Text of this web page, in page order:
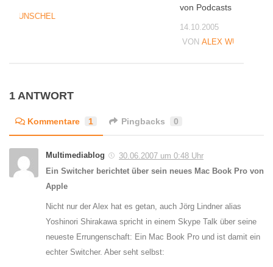
von Podcasts (Teil 1)
14.10.2005
VONALEX WUNSCHEL
WUNSCHEL
1 ANTWORT
Kommentare 1 Pingbacks 0
Multimediablog
30.06.2007 um 0:48 Uhr
Ein Switcher berichtet über sein neues Mac Book Pro von
Apple
Nicht nur der Alex hat es getan, auch Jörg Lindner alias
Yoshinori Shirakawa spricht in einem Skype Talk über seine
neueste Errungenschaft: Ein Mac Book Pro und ist damit ein
echter Switcher. Aber seht selbst: